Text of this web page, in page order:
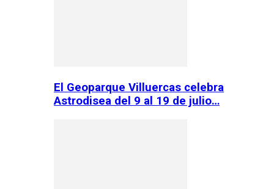
El Geoparque Villuercas celebra
Astrodisea del 9 al 19 de julio…